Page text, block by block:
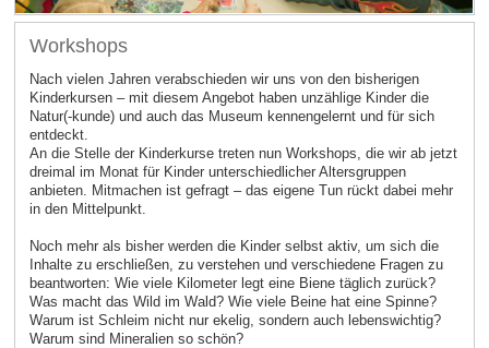
Workshops
Nach vielen Jahren verabschieden wir uns von den bisherigen
Kinderkursen – mit diesem Angebot haben unzählige Kinder die
Natur(-kunde) und auch das Museum kennengelernt und für sich
entdeckt.
An die Stelle der Kinderkurse treten nun Workshops, die wir ab jetzt
dreimal im Monat für Kinder unterschiedlicher Altersgruppen
anbieten. Mitmachen ist gefragt – das eigene Tun rückt dabei mehr
in den Mittelpunkt.
Noch mehr als bisher werden die Kinder selbst aktiv, um sich die
Inhalte zu erschließen, zu verstehen und verschiedene Fragen zu
beantworten: Wie viele Kilometer legt eine Biene täglich zurück?
Was macht das Wild im Wald? Wie viele Beine hat eine Spinne?
Warum ist Schleim nicht nur ekelig, sondern auch lebenswichtig?
Warum sind Mineralien so schön?